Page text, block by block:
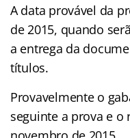
A data provável da
de 2015, quando
a entrega da
títulos.
Provavelmente o
seguinte a prova e